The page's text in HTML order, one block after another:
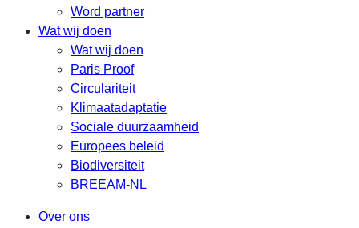
Word partner
Wat wij doen
Wat wij doen
Paris Proof
Circulariteit
Klimaatadaptatie
Sociale duurzaamheid
Europees beleid
Biodiversiteit
BREEAM-NL
Over ons